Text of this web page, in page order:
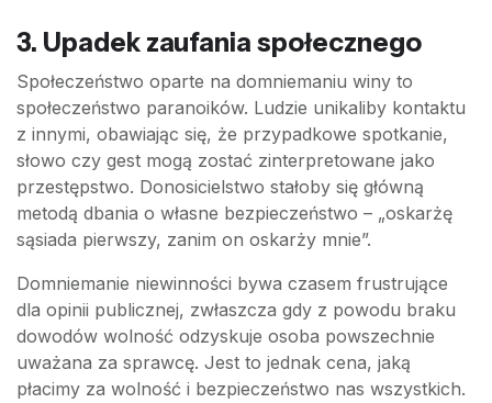
3. Upadek zaufania społecznego
Społeczeństwo oparte na domniemaniu winy to
społeczeństwo paranoików. Ludzie unikaliby kontaktu
z innymi, obawiając się, że przypadkowe spotkanie,
słowo czy gest mogą zostać zinterpretowane jako
przestępstwo. Donosicielstwo stałoby się główną
metodą dbania o własne bezpieczeństwo – „oskarżę
sąsiada pierwszy, zanim on oskarży mnie”.
Domniemanie niewinności bywa czasem frustrujące
dla opinii publicznej, zwłaszcza gdy z powodu braku
dowodów wolność odzyskuje osoba powszechnie
uważana za sprawcę. Jest to jednak cena, jaką
płacimy za wolność i bezpieczeństwo nas wszystkich.